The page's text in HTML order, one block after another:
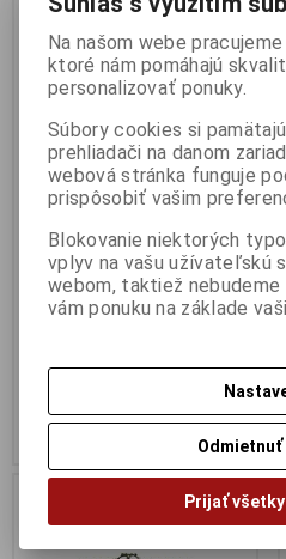
10 %
1:76 BURLINGHAM SEAGULL &
MORRIS MINOR
Výrobca: CORGI
Na našom webe
ktoré nám pomáhajú
personalizovať ponuky.
Súbory cookies si
prehliadači na danom
webová stránka funguje
prispôsobiť vašim
Blokovanie niektorých
vplyv na vašu užívateľskú
webom, taktiež
vám ponuku na základe
Prijať